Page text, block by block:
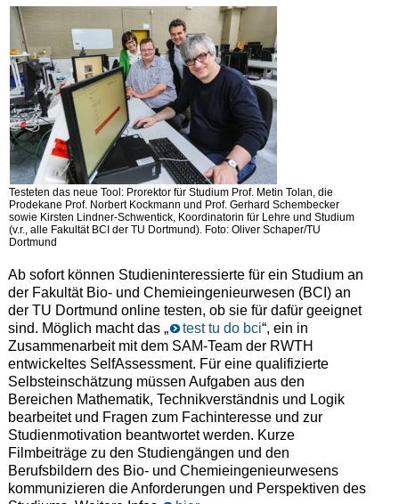
Testeten das neue Tool: Prorektor für Studium Prof. Metin Tolan, die
Prodekane Prof. Norbert Kockmann und Prof. Gerhard Schembecker
sowie Kirsten Lindner-Schwentick, Koordinatorin für Lehre und Studium
(v.r., alle Fakultät BCI der TU Dortmund). Foto: Oliver Schaper/TU
Dortmund
Ab sofort können Studieninteressierte für ein Studium an
der Fakultät Bio- und Chemieingenieurwesen (BCI) an
der TU Dortmund online testen, ob sie für dafür geeignet
sind. Möglich macht das „
test tu do bci“, ein in
Zusammenarbeit mit dem SAM-Team der RWTH
entwickeltes SelfAssessment. Für eine qualifizierte
Selbsteinschätzung müssen Aufgaben aus den
Bereichen Mathematik, Technikverständnis und Logik
bearbeitet und Fragen zum Fachinteresse und zur
Studienmotivation beantwortet werden. Kurze
Filmbeiträge zu den Studiengängen und den
Berufsbildern des Bio- und Chemieingenieurwesens
kommunizieren die Anforderungen und Perspektiven des